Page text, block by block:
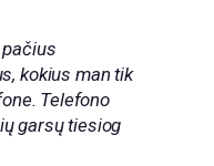
kokius man tik
Telefono
garsų tiesiog